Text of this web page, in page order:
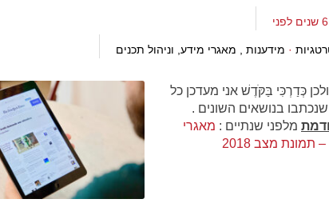
6 שנים לפני
· מידענות , מאגרי מידע, וניהול תכנים
כְּדַרְכִּי בַּקֹּדֶשׁ אני מעדכן כל
בנושאים השונים .
מלפני שנתיים : מאגרי
מצב 2018